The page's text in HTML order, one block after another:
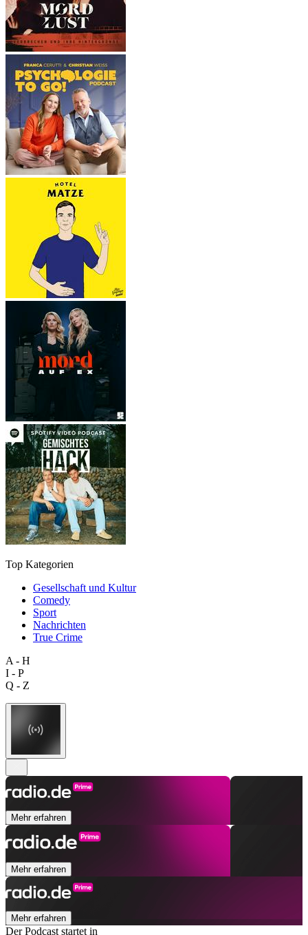
Top Kategorien
Gesellschaft und Kultur
Comedy
Sport
Nachrichten
True Crime
A - H
I - P
Q - Z
Mehr erfahren
Mehr erfahren
Mehr erfahren
Der Podcast startet in